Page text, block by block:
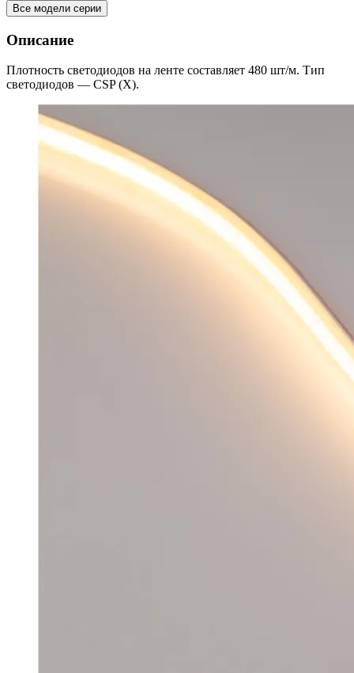
Все модели серии
Описание
Плотность светодиодов на ленте составляет 480 шт/м. Тип
светодиодов — CSP (X).